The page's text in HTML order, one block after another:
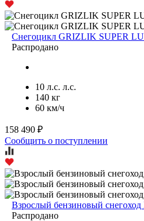
Снегоцикл GRIZLIK SUPER
Распродано
10 л.с. л.с.
140 кг
60 км/ч
158 490 ₽
Сообщить о поступлении
Взрослый бензиновый
Распродано